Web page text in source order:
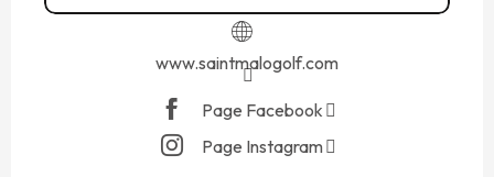
www.saintmalogolf.com
Page Facebook
Page Instagram